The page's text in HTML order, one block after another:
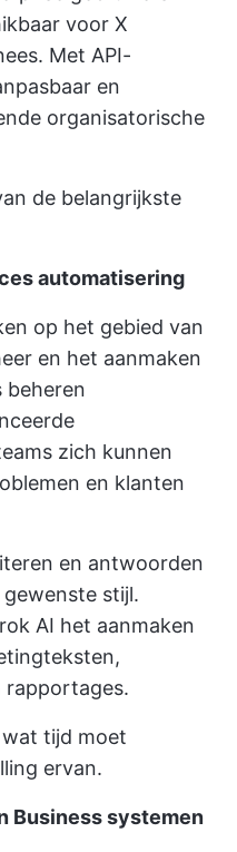
voor X
Met API-
en
organisatorische
de belangrijkste
automatisering
op het gebied van
en het aanmaken
zich kunnen
en klanten
en antwoorden
stijl.
AI het aanmaken
rapportages.
tijd moet
ervan.
Business systemen